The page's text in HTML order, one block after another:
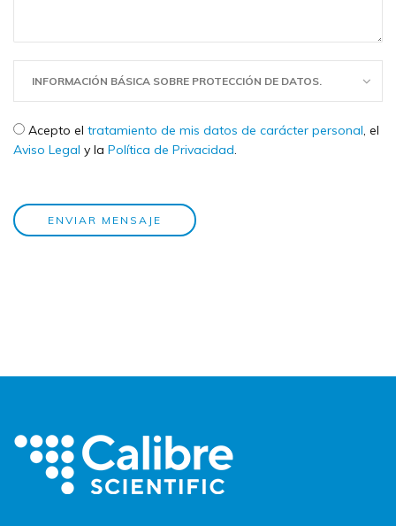
INFORMACIÓN BÁSICA SOBRE PROTECCIÓN DE DATOS.
Check legal *
Acepto el tratamiento de mis datos de carácter personal, el
Aviso Legal y la Política de Privacidad.
ENVIAR MENSAJE